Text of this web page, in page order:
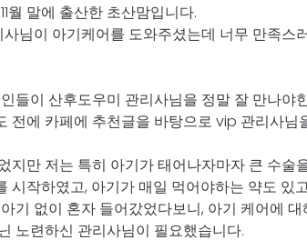
월 말에 출산한 초산맘입니다.
님이 아기케어를 도와주셨는데 너무 만족스
들이 산후도우미 관리사님을 정말 잘 만나야
전에 카페에 추천글을 바탕으로 vip 관리사님
지만 저는 특히 아기가 태어나자마자 큰 수술
시작하였고, 아기가 매일 먹어야하는 약도 있
기 없이 혼자 들어갔었다보니, 아기 케어에
노련하신 관리사님이 필요했습니다.